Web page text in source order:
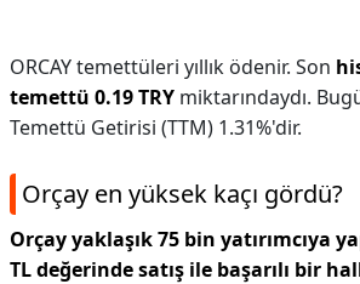
ORCAY temettüleri yıllık ödenir. Son
temettü 0.19 TRY miktarındaydı.
Temettü Getirisi (TTM) 1.31%'dir.
Orçay en yüksek kaçı gördü?
Orçay yaklaşık 75 bin yatırımcıya
TL değerinde satış ile başarılı bir